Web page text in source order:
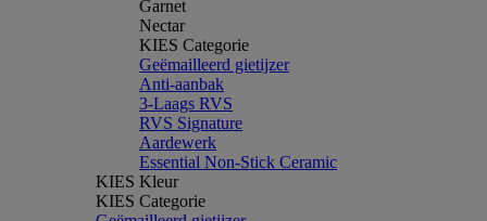
Garnet
Nectar
KIES Categorie
Geëmailleerd gietijzer
Anti-aanbak
3-Laags RVS
RVS Signature
Aardewerk
Essential Non-Stick Ceramic
KIES Kleur
KIES Categorie